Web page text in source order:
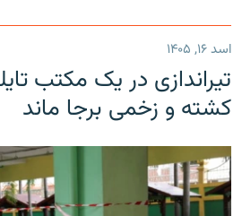
اسد ۱۶, ۱۴۰۵
تیراندازی در یک مکتب
کشته و زخمی برجا ماند